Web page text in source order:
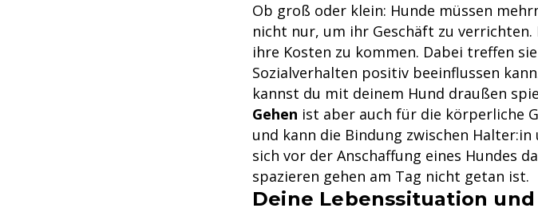
Ob groß oder klein: Hunde müssen
nicht nur, um ihr Geschäft zu
ihre Kosten zu kommen. Dabei treffen
Sozialverhalten positiv beeinflussen
kannst du mit deinem Hund draußen
Gehen ist aber auch für die körperliche
und kann die Bindung zwischen
sich vor der Anschaffung eines Hundes
spazieren gehen am Tag nicht getan ist.
Deine Lebenssituation